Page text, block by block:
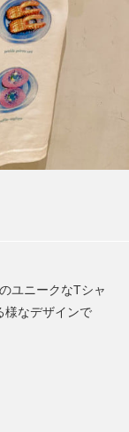
ユニークなTシャ
様なデザインで